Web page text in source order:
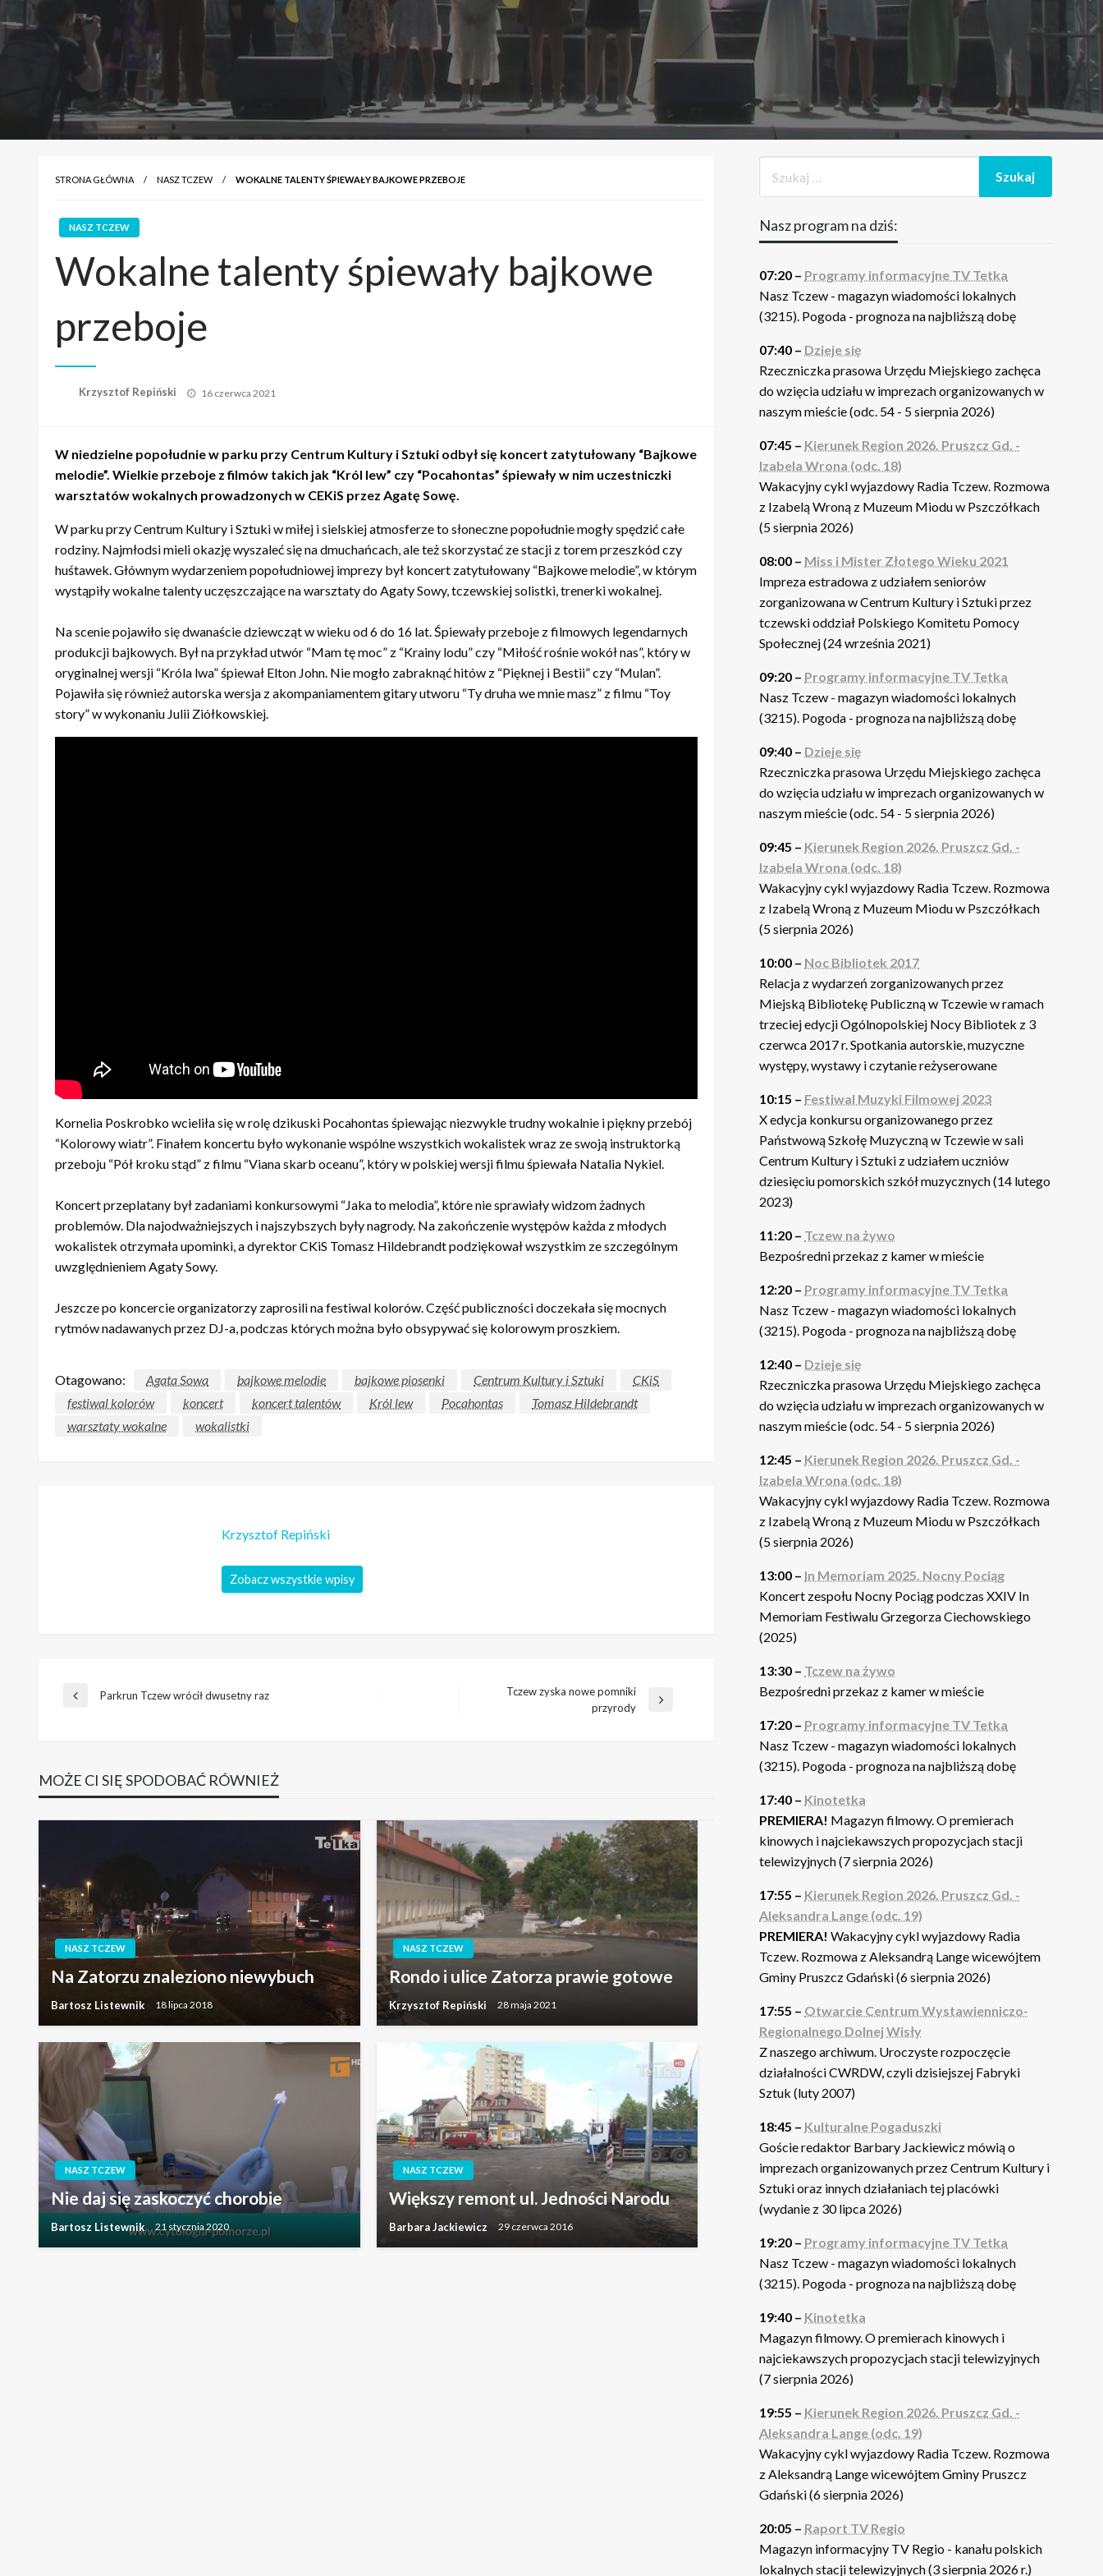
STRONA GŁÓWNA NASZ TCZEW WOKALNE TALENTY ŚPIEWAŁY BAJKOWE PRZEBOJE
NASZ TCZEW
Wokalne talenty śpiewały bajkowe
przeboje
Krzysztof Repiński
Opublikowane
16 czerwca 2021
W niedzielne popołudnie w parku przy Centrum Kultury i Sztuki odbył się koncert zatytułowany “Bajkowe
melodie”. Wielkie przeboje z filmów takich jak “Król lew” czy “Pocahontas” śpiewały w nim uczestniczki
warsztatów wokalnych prowadzonych w CEKiS przez Agatę Sowę.
W parku przy Centrum Kultury i Sztuki w miłej i sielskiej atmosferze to słoneczne popołudnie mogły spędzić całe
rodziny. Najmłodsi mieli okazję wyszaleć się na dmuchańcach, ale też skorzystać ze stacji z torem przeszkód czy
huśtawek. Głównym wydarzeniem popołudniowej imprezy był koncert zatytułowany “Bajkowe melodie”, w którym
wystąpiły wokalne talenty uczęszczające na warsztaty do Agaty Sowy, tczewskiej solistki, trenerki wokalnej.
Na scenie pojawiło się dwanaście dziewcząt w wieku od 6 do 16 lat. Śpiewały przeboje z filmowych legendarnych
produkcji bajkowych. Był na przykład utwór “Mam tę moc” z “Krainy lodu” czy “Miłość rośnie wokół nas”, który w
oryginalnej wersji “Króla lwa” śpiewał Elton John. Nie mogło zabraknąć hitów z “Pięknej i Bestii” czy “Mulan”.
Pojawiła się również autorska wersja z akompaniamentem gitary utworu “Ty druha we mnie masz” z filmu “Toy
story” w wykonaniu Julii Ziółkowskiej.
Kornelia Poskrobko wcieliła się w rolę dzikuski Pocahontas śpiewając niezwykle trudny wokalnie i piękny przebój
“Kolorowy wiatr”. Finałem koncertu było wykonanie wspólne wszystkich wokalistek wraz ze swoją instruktorką
przeboju “Pół kroku stąd” z filmu “Viana skarb oceanu”, który w polskiej wersji filmu śpiewała Natalia Nykiel.
Koncert przeplatany był zadaniami konkursowymi “Jaka to melodia”, które nie sprawiały widzom żadnych
problemów. Dla najodważniejszych i najszybszych były nagrody. Na zakończenie występów każda z młodych
wokalistek otrzymała upominki, a dyrektor CKiS Tomasz Hildebrandt podziękował wszystkim ze szczególnym
uwzględnieniem Agaty Sowy.
Jeszcze po koncercie organizatorzy zaprosili na festiwal kolorów. Część publiczności doczekała się mocnych
rytmów nadawanych przez DJ-a, podczas których można było obsypywać się kolorowym proszkiem.
Otagowano: Agata Sowa bajkowe melodie bajkowe piosenki Centrum Kultury i Sztuki
CKiS
festiwal kolorów
koncert koncert talentów Król lew Pocahontas
Tomasz Hildebrandt
warsztaty wokalne
wokalistki
Krzysztof Repiński
Zobacz wszystkie wpisy
Nawigacja
Poprzedni
Parkrun Tczew wrócił dwusetny raz
Tczew zyska nowe pomniki
przyrody
MOŻE CI SIĘ SPODOBAĆ RÓWNIEŻ
NASZ TCZEW
Na Zatorzu znaleziono niewybuch
Bartosz Listewnik 18 lipca 2018
NASZ TCZEW
Rondo i ulice Zatorza prawie gotowe
Krzysztof Repiński 28 maja 2021
NASZ TCZEW
Nie daj się zaskoczyć chorobie
Bartosz Listewnik 21 stycznia 2020
NASZ TCZEW
Większy remont ul. Jedności Narodu
Barbara Jackiewicz 29 czerwca 2016
Nasz program na dziś:
07:20 – Programy informacyjne TV Tetka
Nasz Tczew - magazyn wiadomości lokalnych
(3215). Pogoda - prognoza na najbliższą dobę
07:40 – Dzieje się
Rzeczniczka prasowa Urzędu Miejskiego zachęca
do wzięcia udziału w imprezach organizowanych w
naszym mieście (odc. 54 - 5 sierpnia 2026)
07:45 – Kierunek Region 2026. Pruszcz Gd. -
Izabela Wrona (odc. 18)
Wakacyjny cykl wyjazdowy Radia Tczew. Rozmowa
z Izabelą Wroną z Muzeum Miodu w Pszczółkach
(5 sierpnia 2026)
08:00 – Miss i Mister Złotego Wieku 2021
Impreza estradowa z udziałem seniorów
zorganizowana w Centrum Kultury i Sztuki przez
tczewski oddział Polskiego Komitetu Pomocy
Społecznej (24 września 2021)
09:20 – Programy informacyjne TV Tetka
Nasz Tczew - magazyn wiadomości lokalnych
(3215). Pogoda - prognoza na najbliższą dobę
09:40 – Dzieje się
Rzeczniczka prasowa Urzędu Miejskiego zachęca
do wzięcia udziału w imprezach organizowanych w
naszym mieście (odc. 54 - 5 sierpnia 2026)
09:45 – Kierunek Region 2026. Pruszcz Gd. -
Izabela Wrona (odc. 18)
Wakacyjny cykl wyjazdowy Radia Tczew. Rozmowa
z Izabelą Wroną z Muzeum Miodu w Pszczółkach
(5 sierpnia 2026)
10:00 – Noc Bibliotek 2017
Relacja z wydarzeń zorganizowanych przez
Miejską Bibliotekę Publiczną w Tczewie w ramach
trzeciej edycji Ogólnopolskiej Nocy Bibliotek z 3
czerwca 2017 r. Spotkania autorskie, muzyczne
występy, wystawy i czytanie reżyserowane
10:15 – Festiwal Muzyki Filmowej 2023
X edycja konkursu organizowanego przez
Państwową Szkołę Muzyczną w Tczewie w sali
Centrum Kultury i Sztuki z udziałem uczniów
dziesięciu pomorskich szkół muzycznych (14 lutego
2023)
11:20 – Tczew na żywo
Bezpośredni przekaz z kamer w mieście
12:20 – Programy informacyjne TV Tetka
Nasz Tczew - magazyn wiadomości lokalnych
(3215). Pogoda - prognoza na najbliższą dobę
12:40 – Dzieje się
Rzeczniczka prasowa Urzędu Miejskiego zachęca
do wzięcia udziału w imprezach organizowanych w
naszym mieście (odc. 54 - 5 sierpnia 2026)
12:45 – Kierunek Region 2026. Pruszcz Gd. -
Izabela Wrona (odc. 18)
Wakacyjny cykl wyjazdowy Radia Tczew. Rozmowa
z Izabelą Wroną z Muzeum Miodu w Pszczółkach
(5 sierpnia 2026)
13:00 – In Memoriam 2025. Nocny Pociąg
Koncert zespołu Nocny Pociąg podczas XXIV In
Memoriam Festiwalu Grzegorza Ciechowskiego
(2025)
13:30 – Tczew na żywo
Bezpośredni przekaz z kamer w mieście
17:20 – Programy informacyjne TV Tetka
Nasz Tczew - magazyn wiadomości lokalnych
(3215). Pogoda - prognoza na najbliższą dobę
17:40 – Kinotetka
PREMIERA! Magazyn filmowy. O premierach
kinowych i najciekawszych propozycjach stacji
telewizyjnych (7 sierpnia 2026)
17:55 – Kierunek Region 2026. Pruszcz Gd. -
Aleksandra Lange (odc. 19)
PREMIERA! Wakacyjny cykl wyjazdowy Radia
Tczew. Rozmowa z Aleksandrą Lange wicewójtem
Gminy Pruszcz Gdański (6 sierpnia 2026)
17:55 – Otwarcie Centrum Wystawienniczo-
Regionalnego Dolnej Wisły
Z naszego archiwum. Uroczyste rozpoczęcie
działalności CWRDW, czyli dzisiejszej Fabryki
Sztuk (luty 2007)
18:45 – Kulturalne Pogaduszki
Goście redaktor Barbary Jackiewicz mówią o
imprezach organizowanych przez Centrum Kultury i
Sztuki oraz innych działaniach tej placówki
(wydanie z 30 lipca 2026)
19:20 – Programy informacyjne TV Tetka
Nasz Tczew - magazyn wiadomości lokalnych
(3215). Pogoda - prognoza na najbliższą dobę
19:40 – Kinotetka
Magazyn filmowy. O premierach kinowych i
najciekawszych propozycjach stacji telewizyjnych
(7 sierpnia 2026)
19:55 – Kierunek Region 2026. Pruszcz Gd. -
Aleksandra Lange (odc. 19)
Wakacyjny cykl wyjazdowy Radia Tczew. Rozmowa
z Aleksandrą Lange wicewójtem Gminy Pruszcz
Gdański (6 sierpnia 2026)
20:05 – Raport TV Regio
Magazyn informacyjny TV Regio - kanału polskich
lokalnych stacji telewizyjnych (3 sierpnia 2026 r.)